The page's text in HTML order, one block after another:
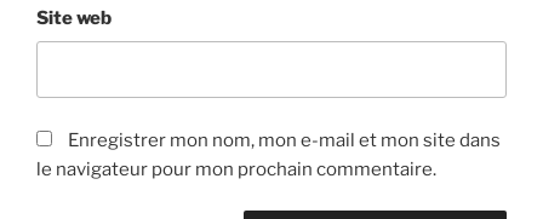
Site web
Enregistrer mon nom, mon e-mail et mon site dans
le navigateur pour mon prochain commentaire.